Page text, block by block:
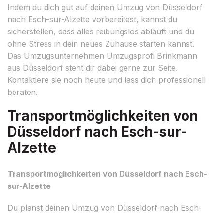
Indem du dich gut auf deinen Umzug von Düsseldorf
nach Esch-sur-Alzette vorbereitest, kannst du
sicherstellen, dass alles reibungslos abläuft und du
ohne Stress in dein neues Zuhause starten kannst.
Das Umzugsunternehmen Umzugsprofi Brinkmann
aus Düsseldorf steht dir dabei gerne zur Seite.
Kontaktiere sie noch heute und lass dich professionell
beraten.
Transportmöglichkeiten von
Düsseldorf nach Esch-sur-
Alzette
Transportmöglichkeiten von Düsseldorf nach Esch-
sur-Alzette
Du planst deinen Umzug von Düsseldorf nach Esch-